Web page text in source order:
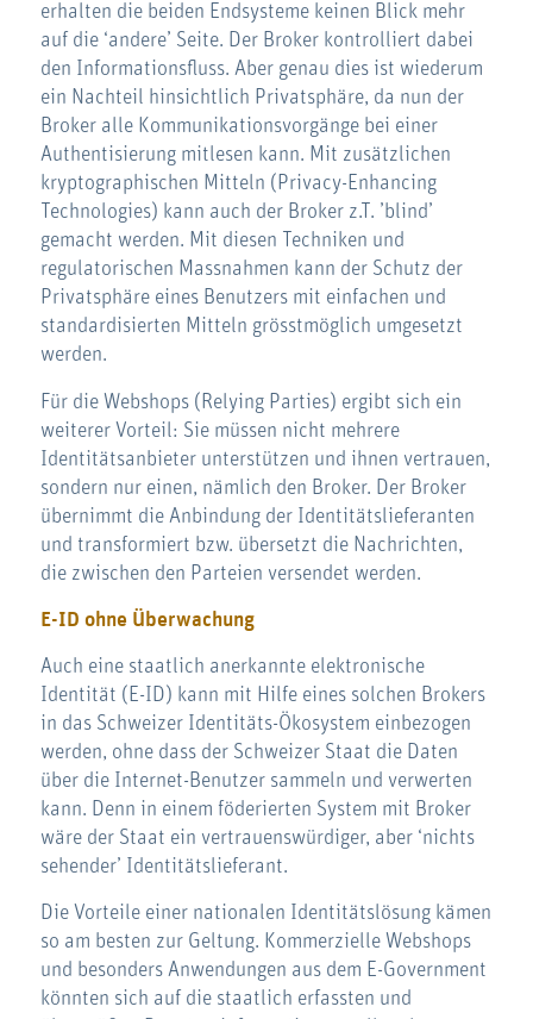
erhalten die beiden Endsysteme keinen Blick mehr
auf die ‘andere’ Seite. Der Broker kontrolliert dabei
den Informationsfluss. Aber genau dies ist wiederum
ein Nachteil hinsichtlich Privatsphäre, da nun der
Broker alle Kommunikationsvorgänge bei einer
Authentisierung mitlesen kann. Mit zusätzlichen
kryptographischen Mitteln (Privacy-Enhancing
Technologies) kann auch der Broker z.T. ’blind’
gemacht werden. Mit diesen Techniken und
regulatorischen Massnahmen kann der Schutz der
Privatsphäre eines Benutzers mit einfachen und
standardisierten Mitteln grösstmöglich umgesetzt
werden.
Für die Webshops (Relying Parties) ergibt sich ein
weiterer Vorteil: Sie müssen nicht mehrere
Identitätsanbieter unterstützen und ihnen vertrauen,
sondern nur einen, nämlich den Broker. Der Broker
übernimmt die Anbindung der Identitätslieferanten
und transformiert bzw. übersetzt die Nachrichten,
die zwischen den Parteien versendet werden.
E-ID ohne Überwachung
Auch eine staatlich anerkannte elektronische
Identität (E-ID) kann mit Hilfe eines solchen Brokers
in das Schweizer Identitäts-Ökosystem einbezogen
werden, ohne dass der Schweizer Staat die Daten
über die Internet-Benutzer sammeln und verwerten
kann. Denn in einem föderierten System mit Broker
wäre der Staat ein vertrauenswürdiger, aber ‘nichts
sehender’ Identitätslieferant.
Die Vorteile einer nationalen Identitätslösung kämen
so am besten zur Geltung. Kommerzielle Webshops
und besonders Anwendungen aus dem E-Government
könnten sich auf die staatlich erfassten und